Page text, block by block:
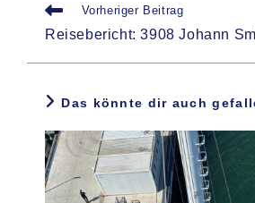
Weitere
Artikel
ansehen
Vorheriger Beitrag
Reisebericht: 3908 Johann
Das könnte dir auch